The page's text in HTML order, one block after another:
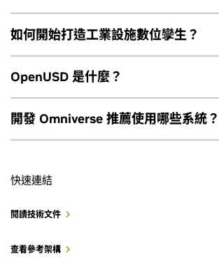
如何開始打造工業設施數位孿生？
使用 NVIDIA Omniverse 開發工具
用，結合Omniverse Kit SDK
至應用，並利用Omniverse Kit App
發入門套件，立即開始學習 OpenUSD。
OpenUSD 是什麼？
通用場景描述 (OpenUSD)
不僅是一種檔案
擴充的開放式生態系，可在 3D 世界描述、編
和專案。無論是為大規模互連的虛擬世界建
求。
開始使用 OpenUSD
開發 Omniverse 推薦使用哪些系統？
資料生成、機器人學習和模擬等機器人開發工
深入瞭解
快速連結
閱讀技術文件
查看參考架構